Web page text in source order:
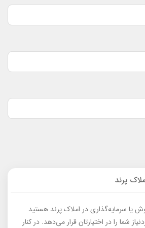
پرند
یا سرمایه‌گذاری در املاک پرند هستید
شما را در اختیارتان قرار می‌دهد. در کنار